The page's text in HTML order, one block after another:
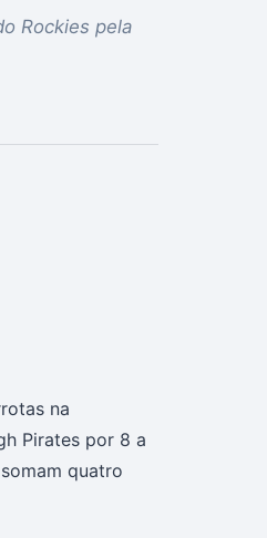
Rockies pela
na
Pirates por 8 a
quatro